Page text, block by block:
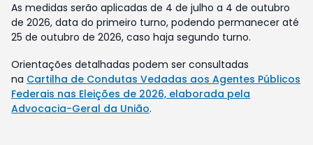
As medidas serão aplicadas de 4 de julho a 4 de outubro
de 2026, data do primeiro turno, podendo permanecer até
25 de outubro de 2026, caso haja segundo turno.
Orientações detalhadas podem ser consultadas
na Cartilha de Condutas Vedadas aos Agentes Públicos
Federais nas Eleições de 2026, elaborada pela
Advocacia-Geral da União.